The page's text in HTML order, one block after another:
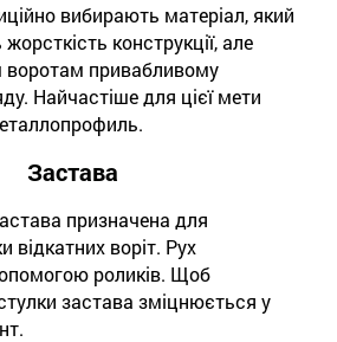
вибирають матеріал, який
конструкції, але
воротам привабливому
Найчастіше для цієї мети
Застава
призначена для
відкатних воріт. Рух
роликів. Щоб
застава зміцнюється у